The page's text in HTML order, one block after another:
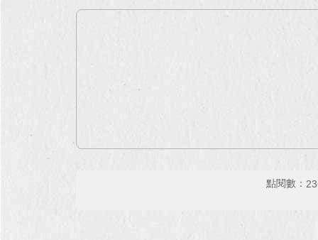
點閱數：